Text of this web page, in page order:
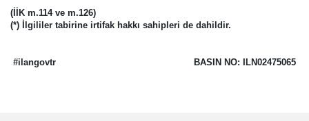
(İİK m.114 ve m.126)
(*) İlgililer tabirine irtifak hakkı sahipleri de dahildir.
#ilangovtr BASIN NO: ILN02475065